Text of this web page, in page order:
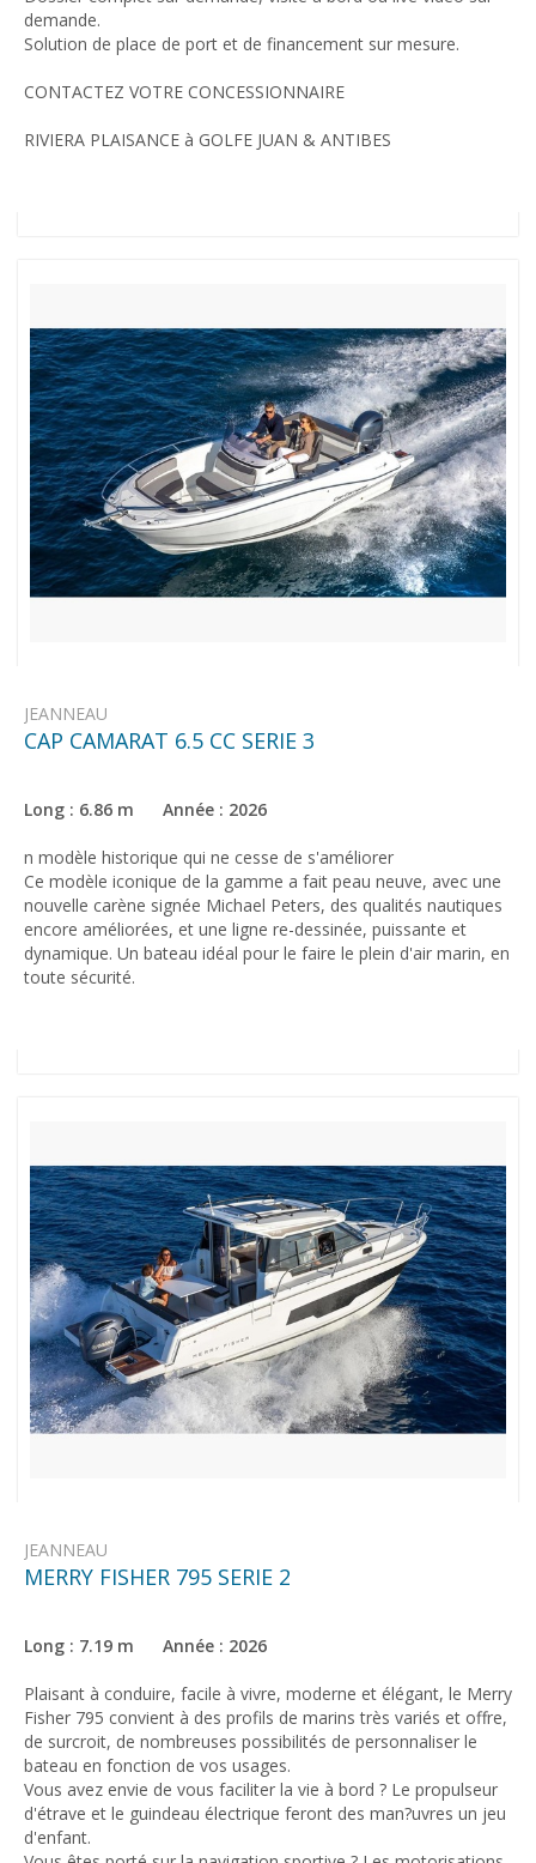
demande.
Solution de place de port et de financement sur mesure.
CONTACTEZ VOTRE CONCESSIONNAIRE
RIVIERA PLAISANCE à GOLFE JUAN & ANTIBES
JEANNEAU
CAP CAMARAT 6.5 CC SERIE 3
Long : 6.86 m Année : 2026
n modèle historique qui ne cesse de s'améliorer
Ce modèle iconique de la gamme a fait peau neuve, avec une
nouvelle carène signée Michael Peters, des qualités nautiques
encore améliorées, et une ligne re-dessinée, puissante et
dynamique. Un bateau idéal pour le faire le plein d'air marin, en
toute sécurité.
JEANNEAU
MERRY FISHER 795 SERIE 2
Long : 7.19 m Année : 2026
Plaisant à conduire, facile à vivre, moderne et élégant, le Merry
Fisher 795 convient à des profils de marins très variés et offre,
de surcroit, de nombreuses possibilités de personnaliser le
bateau en fonction de vos usages.
Vous avez envie de vous faciliter la vie à bord ? Le propulseur
d'étrave et le guindeau électrique feront des man?uvres un jeu
d'enfant.